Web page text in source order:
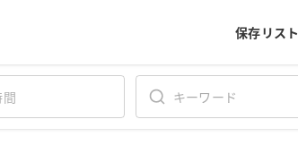
保存リスト